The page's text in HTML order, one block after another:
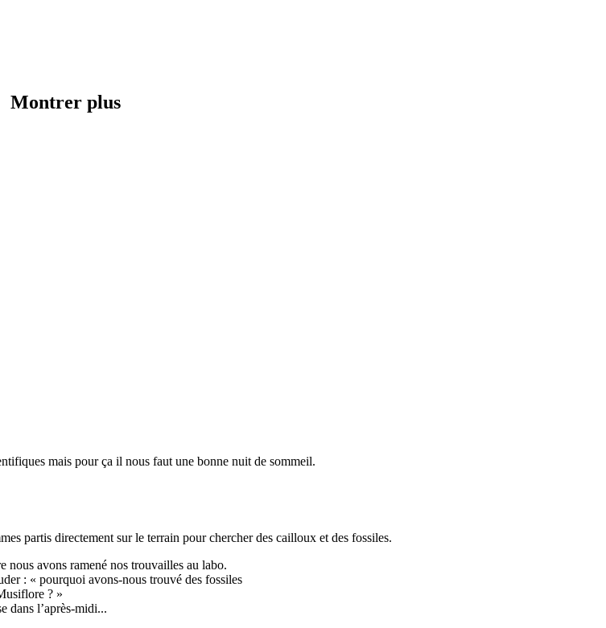
Montrer plus
mais pour ça il nous faut une bonne nuit de sommeil.
partis directement sur le terrain pour chercher des cailloux et des fossiles.
nous avons ramené nos trouvailles au labo.
: « pourquoi avons-nous trouvé des fossiles
? »
dans l’après-midi...